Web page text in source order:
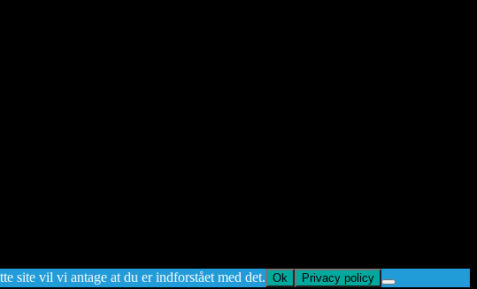
site vil vi antage at du er indforstået med det. Ok Privacy policy